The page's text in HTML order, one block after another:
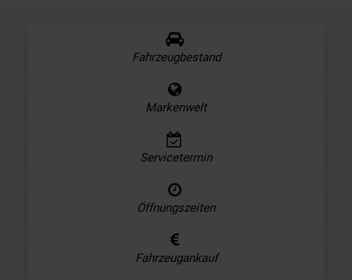
Fahrzeugbestand
Markenwelt
Servicetermin
Öffnungszeiten
Fahrzeugankauf